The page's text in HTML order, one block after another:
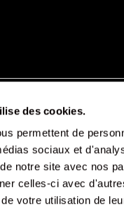
des cookies.
permettent de
sociaux et
notre site avec nos
celles-ci avec
votre utilisation de
Mentions